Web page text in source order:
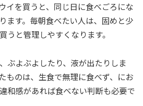
イを買うと、同じ日に食べごろにな
ます。毎朝食べたい人は、固めと少
うと管理しやすくなります。
ぶよぶよしたり、液が出たりしま
ものは、生食で無理に食べず、にお
和感があれば食べない判断も必要で